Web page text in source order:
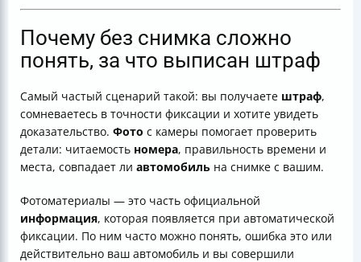
наличие фото
Если на фото ваш номер, но другая машина
(“двойник”)
Сколько времени есть на обжалование и почему
Оплата и скидка: когда смотреть фото нужно ещё и
потому, что есть сроки
Итог: где взять фото со штрафа и как действовать
правильно
Почему без снимка сложно
понять, за что выписан штраф
Самый частый сценарий такой: вы получаете штраф,
сомневаетесь в точности фиксации и хотите увидеть
доказательство. Фото с камеры помогает проверить
детали: читаемость номера, правильность времени и
места, совпадает ли автомобиль на снимке с вашим.
Фотоматериалы — это часть официальной
информация, которая появляется при автоматической
фиксации. По ним часто можно понять, ошибка это или
действительно ваш автомобиль и вы совершили